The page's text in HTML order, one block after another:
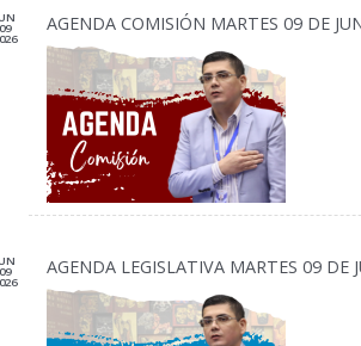
09 AGENDA COMISIÓN MARTES 09 DE
09 AGENDA LEGISLATIVA MARTES 09 DE